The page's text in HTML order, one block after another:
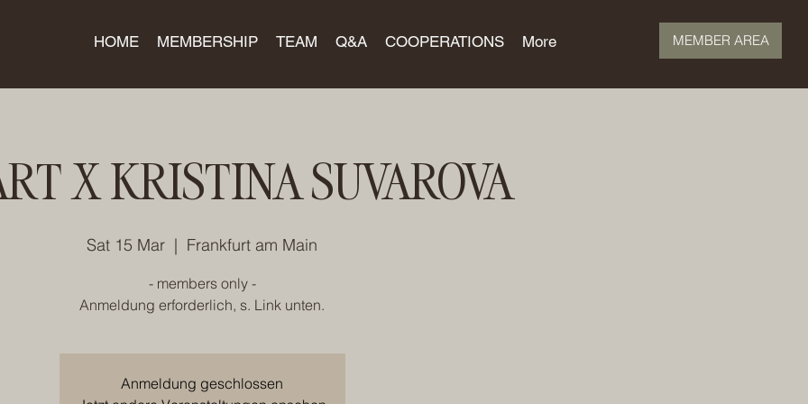
MEMBER AREA
HOME MEMBERSHIP TEAM Q&A COOPERATIONS More
X KRISTINA SUVAROVA
Sat 15 Mar
  |
Frankfurt am Main
- members only -
Anmeldung erforderlich, s. Link unten.
Anmeldung geschlossen